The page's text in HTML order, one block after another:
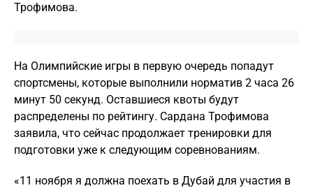
Трофимова.
На Олимпийские игры в первую очередь попадут
спортсмены, которые выполнили норматив 2 часа 26
минут 50 секунд. Оставшиеся квоты будут
распределены по рейтингу. Сардана Трофимова
заявила, что сейчас продолжает тренировки для
подготовки уже к следующим соревнованиям.
«11 ноября я должна поехать в Дубай для участия в